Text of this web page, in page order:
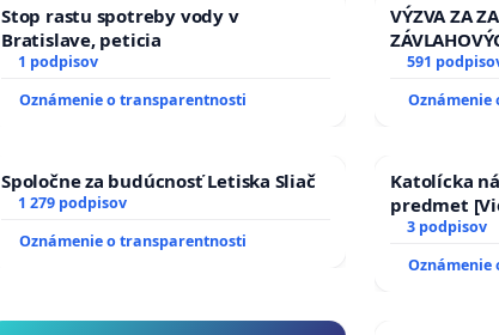
Stop rastu spotreby vody v
Bratislave, peticia
1 podpisov
Oznámenie o transparentnosti
VÝZVA ZA
VÝLUČNOM
& žiadosť
591
Spoločne za budúcnosť Letiska Sliač
1 279 podpisov
Oznámenie o transparentnosti
Katolícka
predmet
17)]
3 podpisov